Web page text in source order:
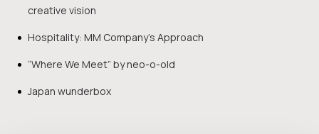
creative vision
Hospitality: MM Company’s Approach
“Where We Meet” by neo-o-old
Japan wunderbox